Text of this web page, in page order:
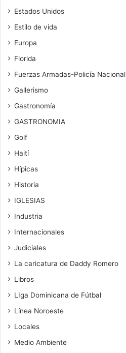
Estados Unidos
Estilo de vida
Europa
Florida
Fuerzas Armadas-Policía Nacional
Gallerismo
Gastronomía
GASTRONOMIA
Golf
Haití
Hípicas
Historia
IGLESIAS
Industria
Internacionales
Judiciales
La caricatura de Daddy Romero
Libros
LIga Dominicana de Fútbal
Línea Noroeste
Locales
Medio Ambiente